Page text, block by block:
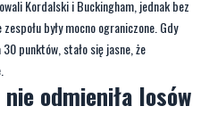
odmieniła losów
i Ziółkowski podjęli próbę ożywienia
u jak równy z równym. Nie zmieniło to
Kociewskie Diabły przegrały